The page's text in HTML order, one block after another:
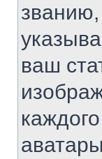
званию,
ваш